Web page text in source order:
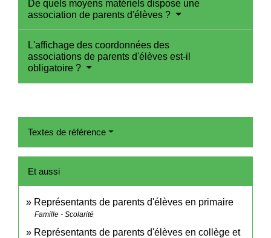
De quels moyens matériels dispose une
association de parents d'élèves ?
L'affichage des coordonnées des
associations de parents d'élèves est-il
obligatoire ?
Textes de référence
Et aussi
Représentants de parents d'élèves en primaire
Famille - Scolarité
Représentants de parents d'élèves en collège et